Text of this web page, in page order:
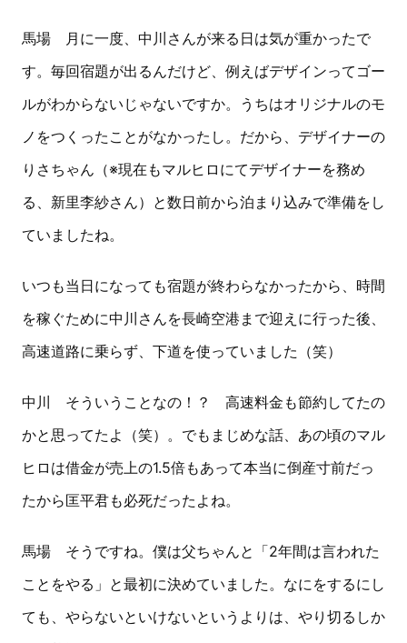
馬場 月に一度、中川さんが来る日は気が重かったで
す。毎回宿題が出るんだけど、例えばデザインってゴー
ルがわからないじゃないですか。うちはオリジナルのモ
ノをつくったことがなかったし。だから、デザイナーの
りさちゃん（※現在もマルヒロにてデザイナーを務め
る、新里李紗さん）と数日前から泊まり込みで準備をし
ていましたね。
いつも当日になっても宿題が終わらなかったから、時間
を稼ぐために中川さんを長崎空港まで迎えに行った後、
高速道路に乗らず、下道を使っていました（笑）
中川 そういうことなの！？ 高速料金も節約してたの
かと思ってたよ（笑）。でもまじめな話、あの頃のマル
ヒロは借金が売上の1.5倍もあって本当に倒産寸前だっ
たから匡平君も必死だったよね。
馬場 そうですね。僕は父ちゃんと「2年間は言われた
ことをやる」と最初に決めていました。なにをするにし
ても、やらないといけないというよりは、やり切るしか